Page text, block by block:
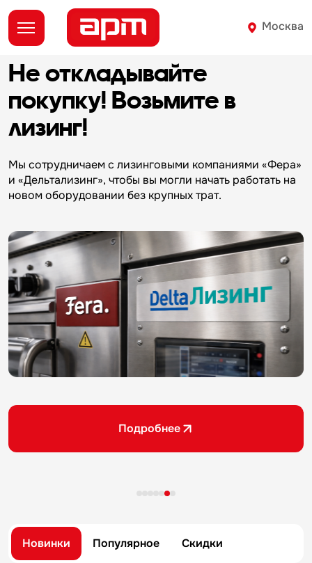
Москва
Не откладывайте
покупку! Возьмите в
лизинг!
Мы сотрудничаем с лизинговыми компаниями «Фера»
и «Дельтализинг», чтобы вы могли начать работать на
новом оборудовании без крупных трат.
Подробнее
Новинки Популярное Скидки